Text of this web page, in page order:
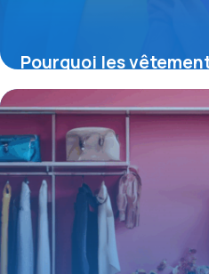
Pourquoi les
bambou
responsable
16 juin 2026